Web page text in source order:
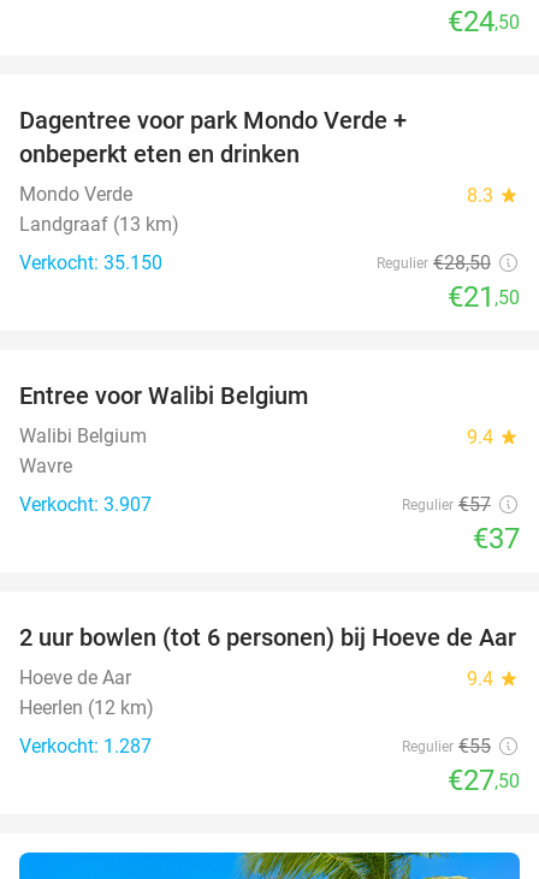
€24,50
Dagentree voor park Mondo Verde +
onbeperkt eten en drinken
Mondo Verde 8.3 star
Landgraaf (13 km)
Verkocht: 35.150
Regulier €28,50
€21 ,50
Entree voor Walibi Belgium
Walibi Belgium 9.4 star
Wavre
Verkocht: 3.907
Regulier €57
€37
50%
2 uur bowlen (tot 6 personen) bij Hoeve de Aar
Hoeve de Aar 9.4 star
Heerlen (12 km)
Verkocht: 1.287
Regulier €55
€27,50